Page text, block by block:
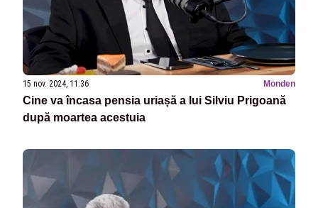
15 nov. 2024, 11:36 Monden
Cine va încasa pensia uriașă a lui Silviu Prigoană
după moartea acestuia